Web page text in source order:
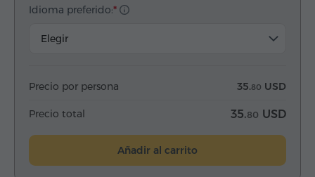
Idioma preferido:
Elegir
Precio por persona 35.80 USD
Precio total 35.80 USD
Añadir al carrito